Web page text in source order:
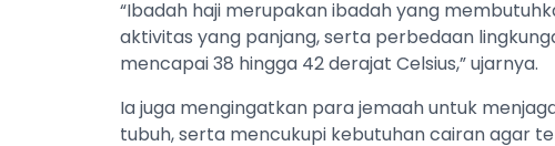
“Ibadah haji merupakan ibadah yang
aktivitas yang panjang, serta perbedaan
mencapai 38 hingga 42 derajat Celsius,” ujarnya.
Ia juga mengingatkan para jemaah untuk
tubuh, serta mencukupi kebutuhan cairan agar